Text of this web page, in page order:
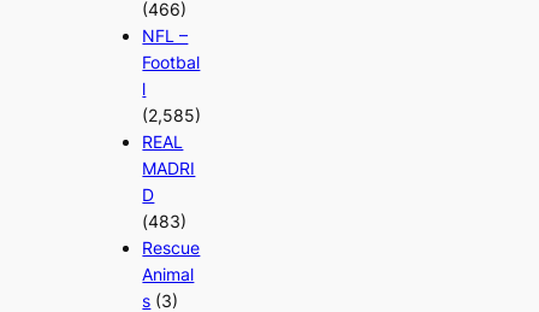
(466)
NFL –
Footbal
l
(2,585)
REAL
MADRI
D
(483)
Rescue
Animal
s (3)